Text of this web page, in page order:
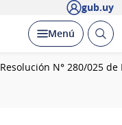
gub.uy
Desplegar
Menú Abrir
Resolución N° 280/025